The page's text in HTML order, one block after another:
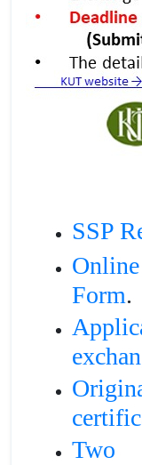
SSP
Form.